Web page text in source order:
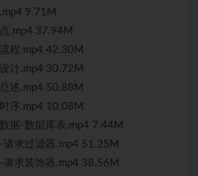
9.71M
.mp4 37.94M
程.mp4 42.30M
计.mp4 30.72M
述.mp4 50.88M
序.mp4 10.08M
据-数据库表.mp4 7.44M
求过滤器.mp4 51.25M
求装饰器.mp4 38.56M